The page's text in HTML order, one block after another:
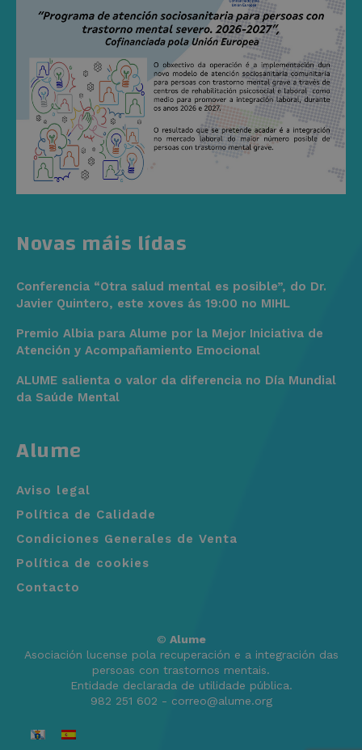
Alume
Aviso legal
Política de Calidade
Condiciones Generales de Venta
Política de cookies
Contacto
Novas máis lídas
Conferencia “Otra salud mental es posible”, do Dr.
Javier Quintero, este xoves ás 19:00 no MIHL
Premio Albia para Alume por la Mejor Iniciativa de
Atención y Acompañamiento Emocional
ALUME salienta o valor da diferencia no Día Mundial
da Saúde Mental
© Alume
Asociación lucense pola recuperación e a integración das
persoas con trastornos mentais.
Entidade declarada de utilidade pública.
982 251 602 - correo@alume.org